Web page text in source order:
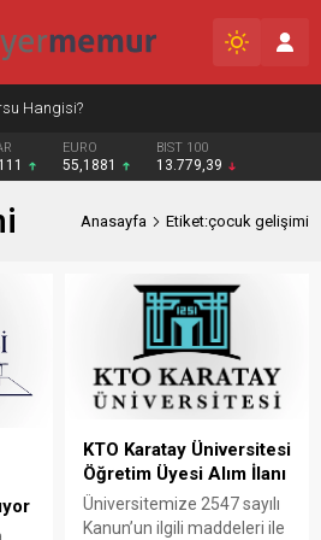
Hangisi?
EURO
55,1881
BIST 100
13.779,39
Anasayfa Etiket:çocuk gelişimi
KTO Karatay Üniversitesi
Öğretim Üyesi Alım İlanı
Üniversitemize 2547 sayılı
Kanun’un ilgili maddeleri ile